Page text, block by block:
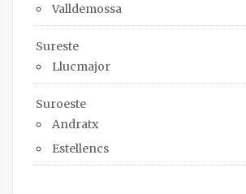
Valldemossa
Sureste
Llucmajor
Suroeste
Andratx
Estellencs